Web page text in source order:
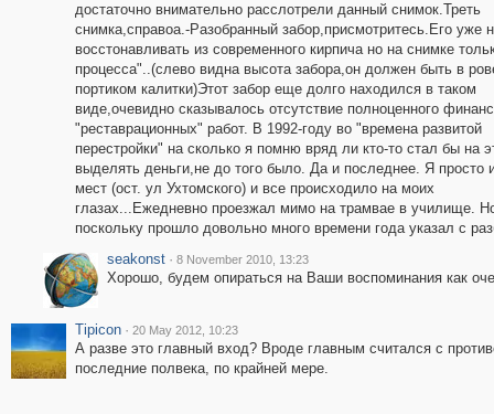
достаточно внимательно расслотрели данный снимок.Треть
снимка,справоа.-Разобранный забор,присмотритесь.Его уже
восстонавливать из современного кирпича но на снимке
процесса"..(слево видна высота забора,он должен быть в
портиком калитки)Этот забор еще долго находился в таком
виде,очевидно сказывалось отсутствие полноценного
"реставрационных" работ. В 1992-году во "времена развитой
перестройки" на сколько я помню вряд ли кто-то стал бы на
выделять деньги,не до того было. Да и последнее. Я просто
мест (ост. ул Ухтомского) и все происходило на моих
глазах...Ежедневно проезжал мимо на трамвае в училище.
поскольку прошло довольно много времени года указал с
seakonst · 8 November 2010, 13:23
Хорошо, будем опираться на Ваши воспоминания как
Tipicon · 20 May 2012, 10:23
А разве это главный вход? Вроде главным считался с
последние полвека, по крайней мере.